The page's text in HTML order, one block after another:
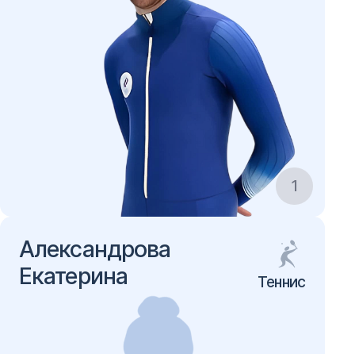
1
Александрова
Екатерина
Теннис